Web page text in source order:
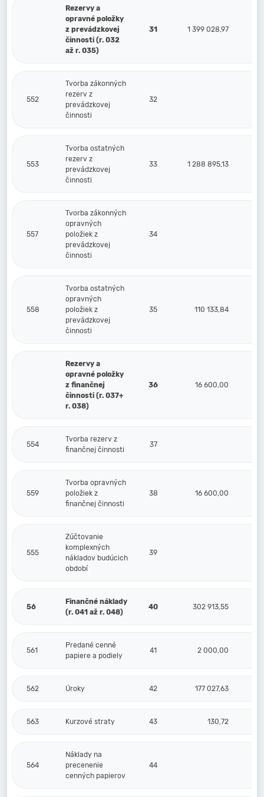
Rezervy a
opravné položky
z prevádzkovej
činnosti (r. 032
až r. 035)
31 1 399 028,97
552
Tvorba zákonných
rezerv z
prevádzkovej
činnosti
32
553
Tvorba ostatných
rezerv z
prevádzkovej
činnosti
33 1 288 895,13
557
Tvorba zákonných
opravných
položiek z
prevádzkovej
činnosti
34
558
Tvorba ostatných
opravných
položiek z
prevádzkovej
činnosti
35 110 133,84
Rezervy a
opravné položky
z finančnej
činnosti (r. 037+
r. 038)
36 16 600,00
554
Tvorba rezerv z
finančnej činnosti
37
559
Tvorba opravných
položiek z
finančnej činnosti
38 16 600,00
555
Zúčtovanie
komplexných
nákladov budúcich
období
39
56
Finančné náklady
(r. 041 až r. 048)
40 302 913,55
561
Predané cenné
papiere a podiely
41 2 000,00
562 Úroky 42 177 027,63
563 Kurzové straty 43 130,72
564
Náklady na
precenenie
cenných papierov
44